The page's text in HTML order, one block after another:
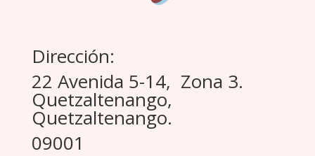
Dirección:
22 Avenida 5-14, Zona 3.
Quetzaltenango,
Quetzaltenango.
09001